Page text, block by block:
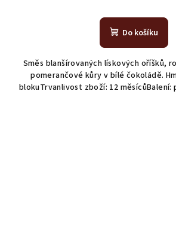
Do košíku
Směs blanšírovaných lískových oříšků,
pomerančové kůry v bílé čokoládě.
blokuTrvanlivost zboží: 12